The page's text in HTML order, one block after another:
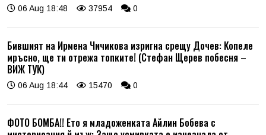
06 Aug 18:48 37954 0
Бившият на Ирмена Чичикова изригна срещу Дочев: Копеле
мръсно, ще ти отрежа топките! (Стефан Щерев побесня –
ВИЖ ТУК)
06 Aug 18:44 15470 0
ФОТО БОМБА!! Ето я младоженката Айлин Бобева с